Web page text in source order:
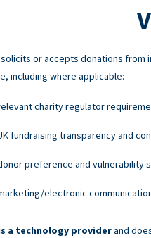
or accepts donations from
including where applicable:
charity regulator
fundraising transparency and
preference and vulnerability
electronic
a technology providerand